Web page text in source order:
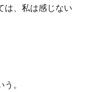
は、私は感じない
。